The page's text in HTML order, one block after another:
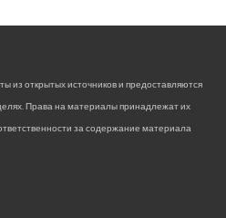
из открытых источников и предоставляются
Права на материалы принадлежат их
за содержание материала